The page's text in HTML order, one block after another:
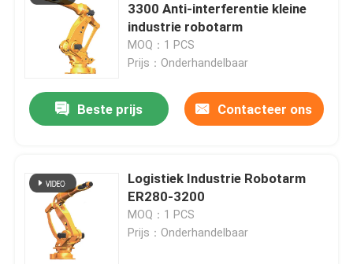
3300 Anti-interferentie kleine
industrie robotarm
MOQ：1 PCS
Prijs：Onderhandelbaar
Beste prijs Contacteer ons
Logistiek Industrie Robotarm
ER280-3200
MOQ：1 PCS
Prijs：Onderhandelbaar